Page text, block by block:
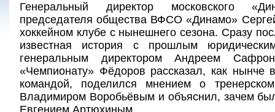
Генеральный директор московского
председателя общества ВФСО «Динамо»
хоккейном клубе с нынешнего сезона. Сразу
известная история с прошлым
генеральным директором Андреем
«Чемпионату» Фёдоров рассказал, как нынче
командой, поделился мнением о
Владимиром Воробьёвым и объяснил, зачем
Евгением Артюхиным.